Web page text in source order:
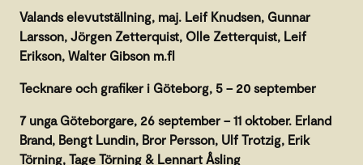
Valands elevutställning, maj. Leif Knudsen, Gunnar
Larsson, Jörgen Zetterquist, Olle Zetterquist, Leif
Erikson, Walter Gibson m.fl
Tecknare och grafiker i Göteborg, 5 – 20 september
7 unga Göteborgare, 26 september – 11 oktober. Erland
Brand, Bengt Lundin, Bror Persson, Ulf Trotzig, Erik
Törning, Tage Törning & Lennart Åsling